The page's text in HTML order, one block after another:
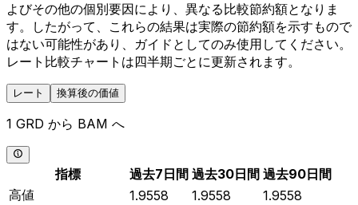
よびその他の個別要因により、異なる比較節約額となりま
す。したがって、これらの結果は実際の節約額を示すもので
はない可能性があり、ガイドとしてのみ使用してください。
レート比較チャートは四半期ごとに更新されます。
レート 換算後の価値
1 GRD から BAM へ
指標 過去7日間 過去30日間 過去90日間
高値
1.9558 1.9558
1.9558